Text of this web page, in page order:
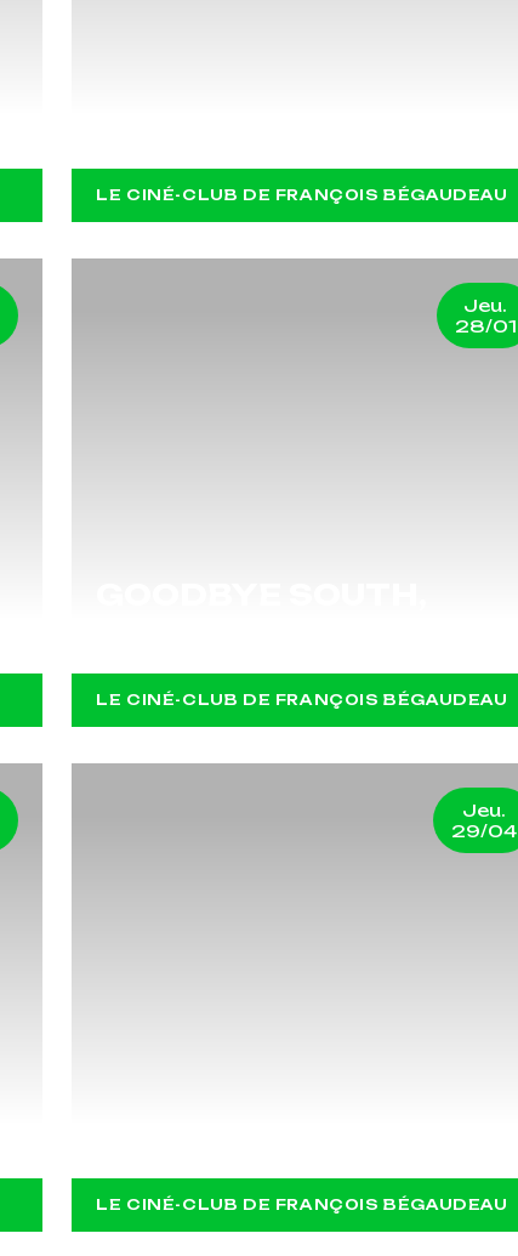
LE CINÉ-CLUB DE FRANÇOIS BÉGAUDEAU
Jeu.
28/01
LE CINÉ-CLUB DE FRANÇOIS BÉGAUDEAU
Jeu.
29/04
LE CINÉ-CLUB DE FRANÇOIS BÉGAUDEAU